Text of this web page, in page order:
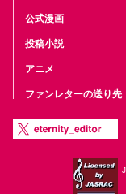
公式漫画
投稿小説
アニメ
ファンレターの送り先